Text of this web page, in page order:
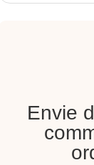
Envie